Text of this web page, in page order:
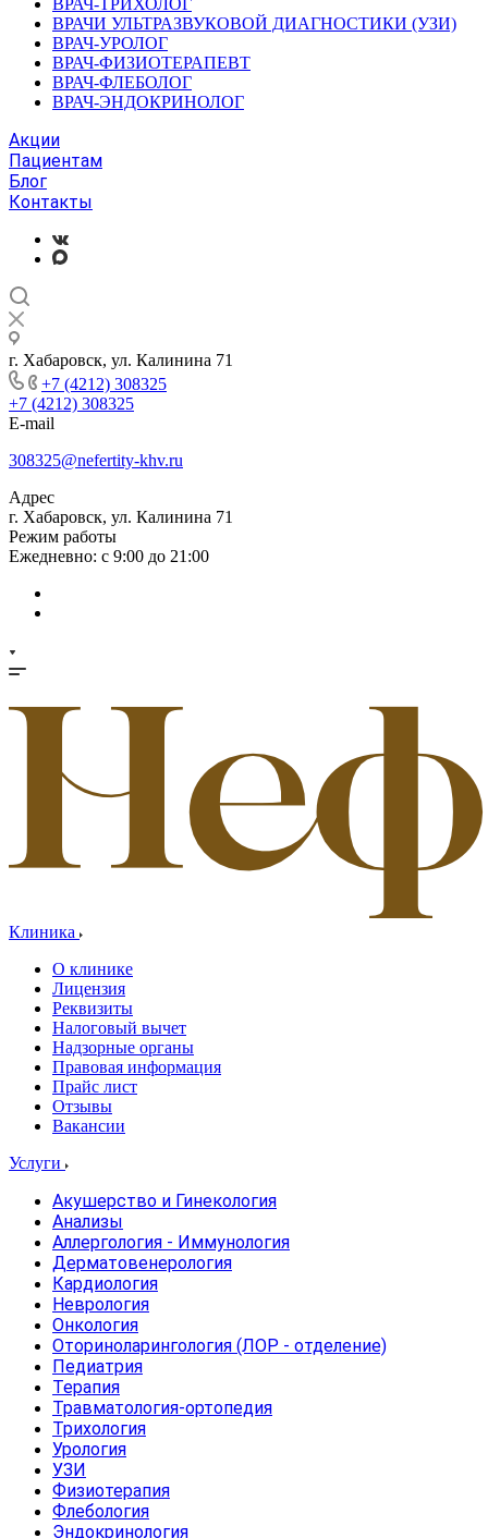
ВРАЧ-ТРИХОЛОГ
ВРАЧИ УЛЬТРАЗВУКОВОЙ ДИАГНОСТИКИ (УЗИ)
ВРАЧ-УРОЛОГ
ВРАЧ-ФИЗИОТЕРАПЕВТ
ВРАЧ-ФЛЕБОЛОГ
ВРАЧ-ЭНДОКРИНОЛОГ
Акции
Пациентам
Блог
Контакты
г. Хабаровск, ул. Калинина 71
+7 (4212) 308325
+7 (4212) 308325
E-mail
308325@nefertity-khv.ru
Адрес
г. Хабаровск, ул. Калинина 71
Режим работы
Ежедневно: с 9:00 до 21:00
Клиника
О клинике
Лицензия
Реквизиты
Налоговый вычет
Надзорные органы
Правовая информация
Прайс лист
Отзывы
Вакансии
Услуги
Акушерство и Гинекология
Анализы
Аллергология - Иммунология
Дерматовенерология
Кардиология
Неврология
Онкология
Оториноларингология (ЛОР - отделение)
Педиатрия
Терапия
Травматология-ортопедия
Трихология
Урология
УЗИ
Физиотерапия
Флебология
Эндокринология